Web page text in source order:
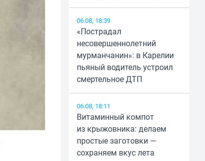
06.08, 18:39
«Пострадал
несовершеннолетний
мурманчанин»: в Карелии
пьяный водитель устроил
смертельное ДТП
06.08, 18:11
Витаминный компот
из крыжовника: делаем
простые заготовки —
сохраняем вкус лета